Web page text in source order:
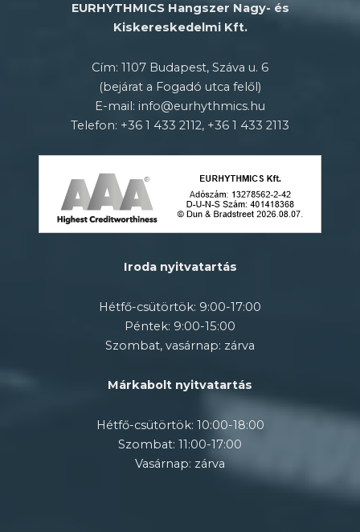
EURHYTHMICS Hangszer Nagy- és
Kiskereskedelmi Kft.
Cím: 1107 Budapest, Száva u. 6
(bejárat a Fogadó utca felől)
E-mail: info@eurhythmics.hu
Telefon: +36 1 433 2112, +36 1 433 2113
Iroda nyitvatartás
Hétfő-csütörtök: 9:00-17:00
Péntek: 9:00-15:00
Szombat, vasárnap: zárva
Márkabolt nyitvatartás
Hétfő-csütörtök: 10:00-18:00
Szombat: 11:00-17:00
Vasárnap: zárva